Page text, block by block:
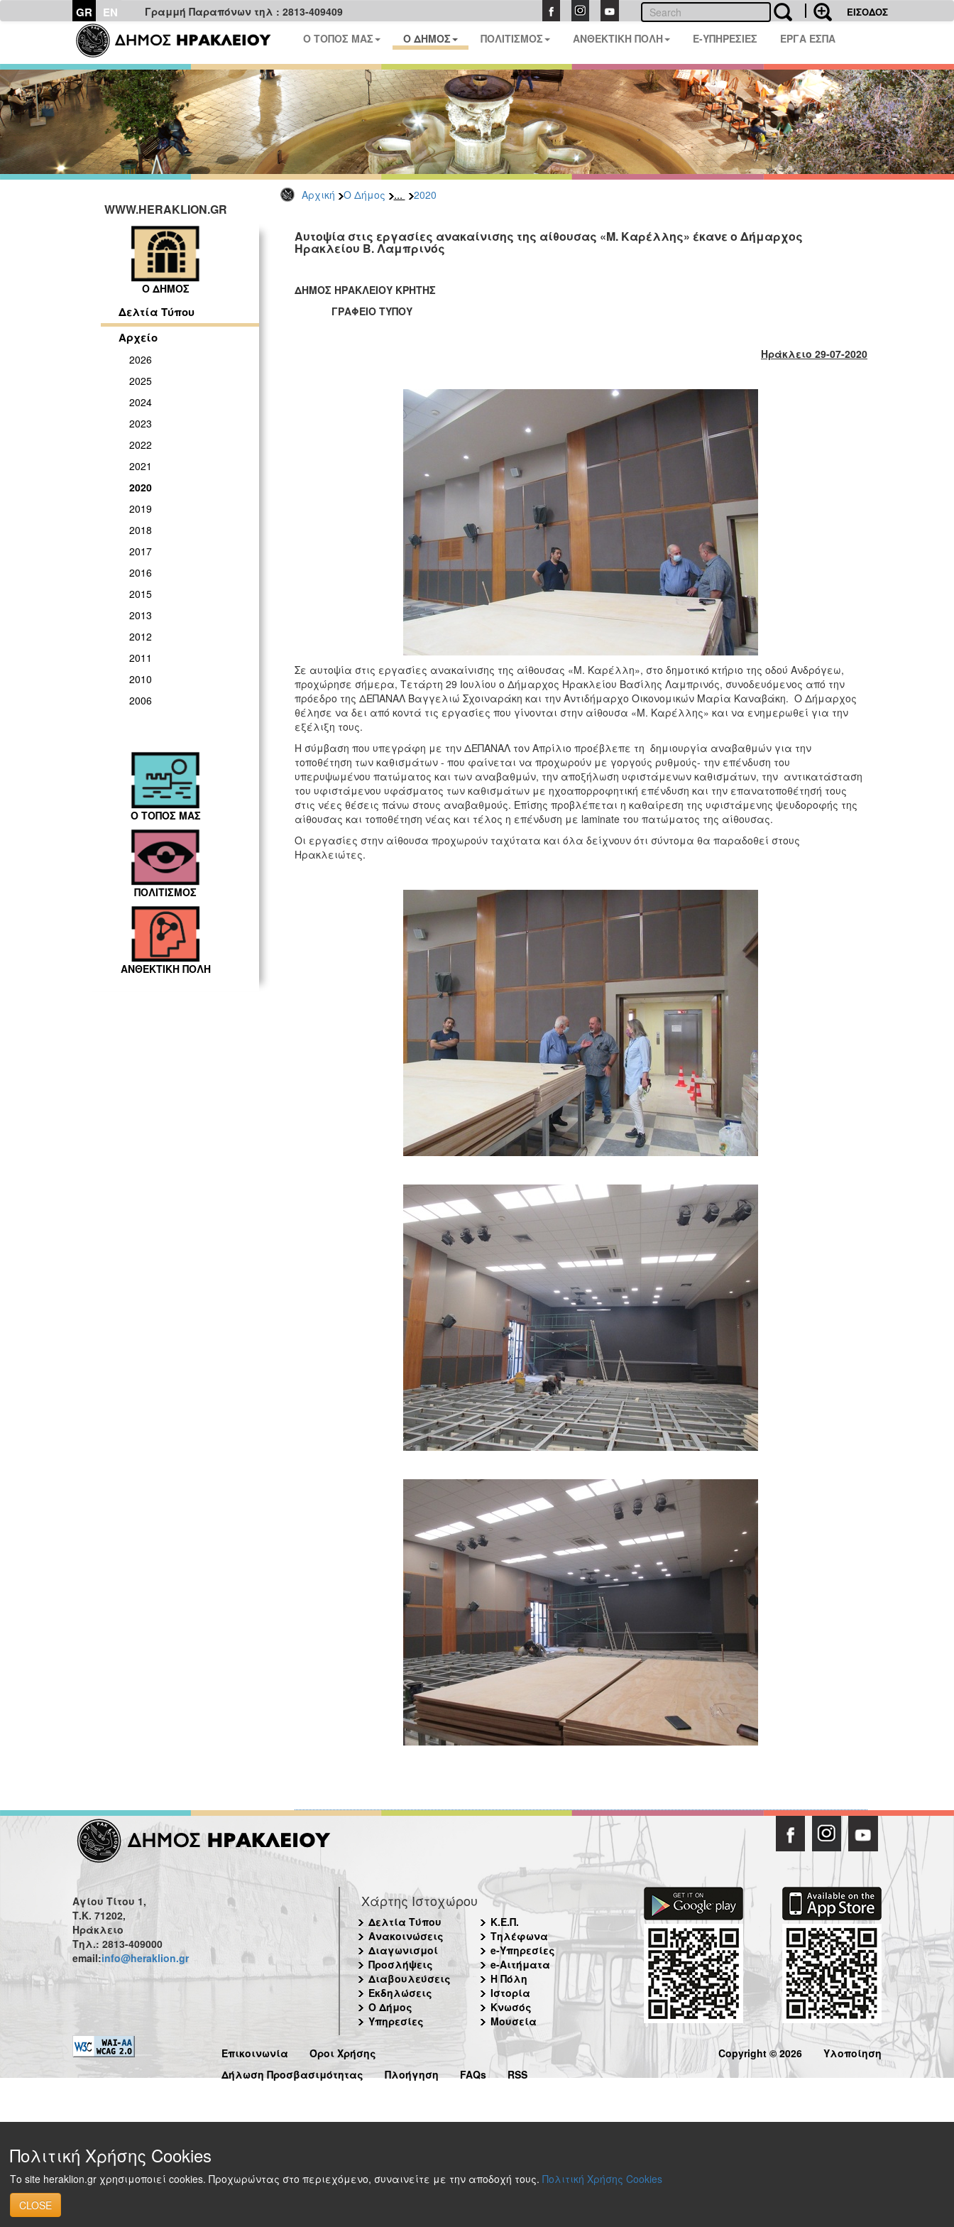
GR EN Γραμμή Παραπόνων τηλ : 2813-409409 ΕΙΣΟΔΟΣ
Ο ΤΟΠΟΣ ΜΑΣ Ο ΔΗΜΟΣ ΠΟΛΙΤΙΣΜΟΣ ΑΝΘΕΚΤΙΚΗ ΠΟΛΗ E-ΥΠΗΡΕΣΙΕΣ ΕΡΓΑ ΕΣΠΑ
Αρχική Ο Δήμος ... 2020
WWW.HERAKLION.GR
Ο ΔΗΜΟΣ
Δελτία Τύπου
Αρχείο
2026
2025
2024
2023
2022
2021
2020
2019
2018
2017
2016
2015
2013
2012
2011
2010
2006
Ο ΤΟΠΟΣ ΜΑΣ
ΠΟΛΙΤΙΣΜΟΣ
ΑΝΘΕΚΤΙΚΗ ΠΟΛΗ
Αυτοψία στις εργασίες ανακαίνισης της αίθουσας «Μ. Καρέλλης» έκανε ο Δήμαρχος
Ηρακλείου Β. Λαμπρινός
ΔΗΜΟΣ ΗΡΑΚΛΕΙΟΥ ΚΡΗΤΗΣ
ΓΡΑΦΕΙΟ ΤΥΠΟΥ
Ηράκλειο 29-07-2020
Σε αυτοψία στις εργασίες ανακαίνισης της αίθουσας «Μ. Καρέλλη», στο δημοτικό κτήριο της οδού Ανδρόγεω,
προχώρησε σήμερα, Τετάρτη 29 Ιουλίου ο Δήμαρχος Ηρακλείου Βασίλης Λαμπρινός, συνοδευόμενος από την
πρόεδρο της ΔΕΠΑΝΑΛ Βαγγελιώ Σχοιναράκη και την Αντιδήμαρχο Οικονομικών Μαρία Καναβάκη. Ο Δήμαρχος
θέλησε να δει από κοντά τις εργασίες που γίνονται στην αίθουσα «Μ. Καρέλλης» και να ενημερωθεί για την
εξέλιξη τους.
Η σύμβαση που υπεγράφη με την ΔΕΠΑΝΑΛ τον Απρίλιο προέβλεπε τη δημιουργία αναβαθμών για την
τοποθέτηση των καθισμάτων - που φαίνεται να προχωρούν με γοργούς ρυθμούς- την επένδυση του
υπερυψωμένου πατώματος και των αναβαθμών, την αποξήλωση υφιστάμενων καθισμάτων, την αντικατάσταση
του υφιστάμενου υφάσματος των καθισμάτων με ηχοαπορροφητική επένδυση και την επανατοποθέτησή τους
στις νέες θέσεις πάνω στους αναβαθμούς. Επίσης προβλέπεται η καθαίρεση της υφιστάμενης ψευδοροφής της
αίθουσας και τοποθέτηση νέας και τέλος η επένδυση με laminate του πατώματος της αίθουσας.
Οι εργασίες στην αίθουσα προχωρούν ταχύτατα και όλα δείχνουν ότι σύντομα θα παραδοθεί στους
Ηρακλειώτες.
Αγίου Τίτου 1,
Τ.Κ. 71202,
Ηράκλειο
Τηλ.: 2813-409000
email:info@heraklion.gr
Χάρτης Ιστοχώρου
Δελτία Τύπου
Ανακοινώσεις
Διαγωνισμοί
Προσλήψεις
Διαβουλεύσεις
Εκδηλώσεις
Ο Δήμος
Υπηρεσίες
Κ.Ε.Π.
Τηλέφωνα
e-Υπηρεσίες
e-Αιτήματα
Η Πόλη
Ιστορία
Κνωσός
Μουσεία
Επικοινωνία
Όροι Χρήσης
Δήλωση Προσβασιμότητας
Πλοήγηση FAQs RSS
Copyright © 2026 Υλοποίηση
Πολιτική Χρήσης Cookies
Το site heraklion.gr χρησιμοποιεί cookies. Προχωρώντας στο περιεχόμενο, συναινείτε με την αποδοχή τους. Πολιτική Χρήσης Cookies
CLOSE